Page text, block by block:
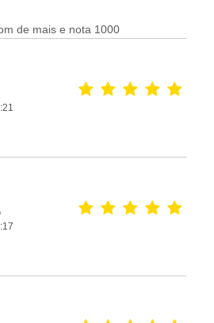
de mais e nota 1000